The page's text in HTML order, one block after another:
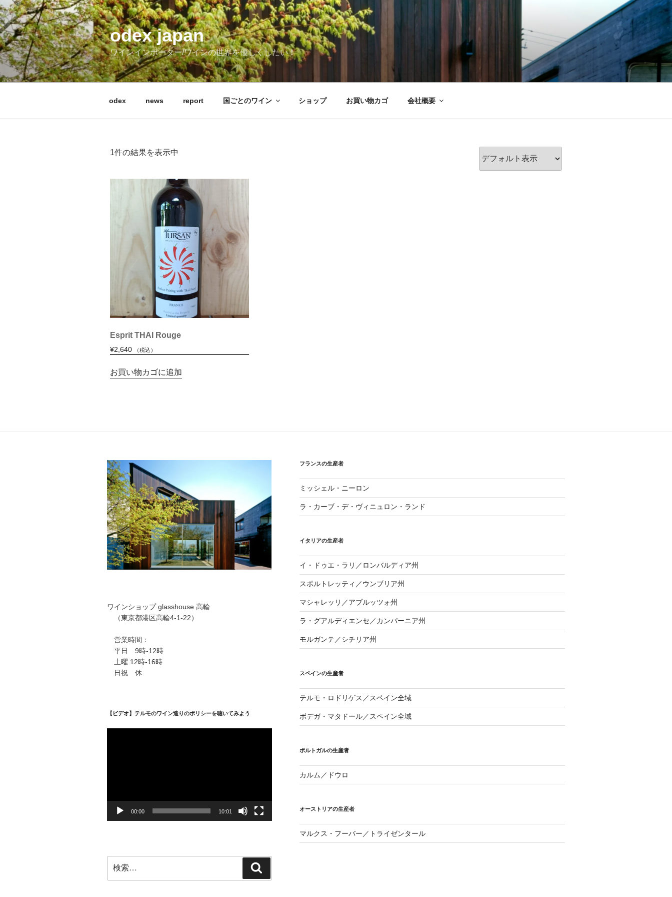
コ
ン
テ
ン
ツ
へ
ス
odex japan
ワインインポーター/ワインの世界を優しくしたい！
odex news report 国ごとのワイン ショップ お買い物カゴ 会社概要
1件の結果を表示中
Esprit THAI Rouge
¥2,640 （税込）
お買い物カゴに追加
ワインショップ glasshouse 高輪
（東京都港区高輪4-1-22）
営業時間：
平日 9時-12時
土曜 12時-16時
日祝 休
【ビデオ】テルモのワイン造りのポリシーを聴いてみよう
ー
00:00 10:01
索:
索
フランスの生産者
ミッシェル・ニーロン
ラ・カーブ・デ・ヴィニュロン・ランド
イタリアの生産者
イ・ドゥエ・ラリ／ロンバルディア州
スポルトレッティ／ウンブリア州
マシャレッリ／アブルッツォ州
ラ・グアルディエンセ／カンパーニア州
モルガンテ／シチリア州
スペインの生産者
テルモ・ロドリゲス／スペイン全域
ボデガ・マタドール／スペイン全域
ポルトガルの生産者
カルム／ドウロ
オーストリアの生産者
マルクス・フーバー／トライゼンタール